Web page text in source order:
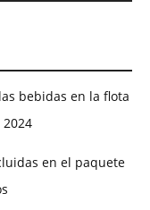
bebidas en la flota
en el paquete